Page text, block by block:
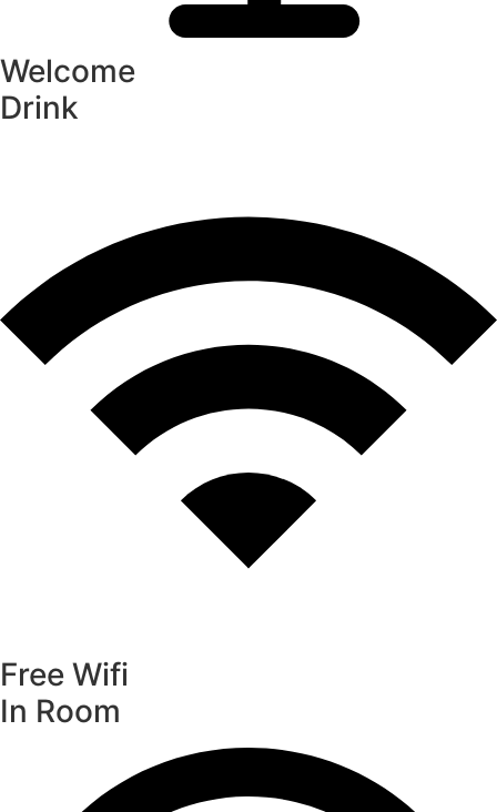
Welcome
Drink
Free Wifi
In Room